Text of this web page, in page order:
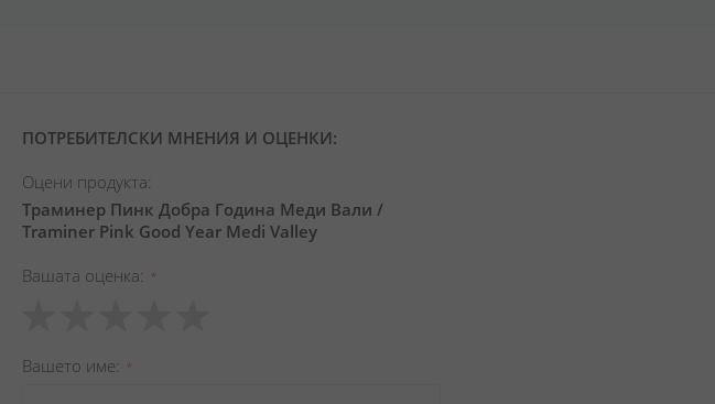
ПОТРЕБИТЕЛСКИ МНЕНИЯ И ОЦЕНКИ:
Оцени продукта:
Траминер Пинк Добра Година Меди Вали /
Traminer Pink Good Year Medi Valley
Вашата оценка
star
stars
stars
stars
stars
Вашето име